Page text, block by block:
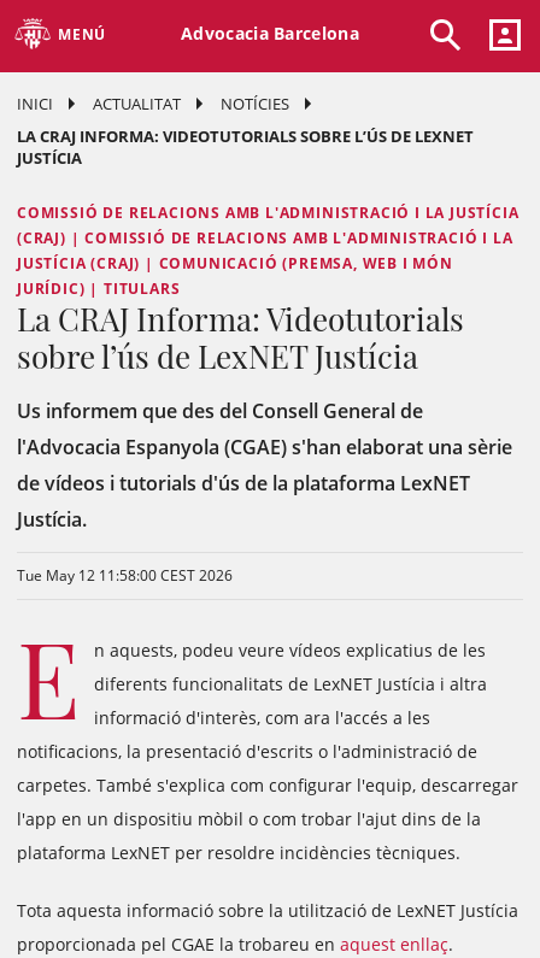
MENÚ Advocacia Barcelona
INICI ACTUALITAT
NOTÍCIES
LA CRAJ INFORMA: VIDEOTUTORIALS SOBRE L’ÚS DE LEXNET
JUSTÍCIA
COMISSIÓ DE RELACIONS AMB L'ADMINISTRACIÓ I LA JUSTÍCIA
(CRAJ) | COMISSIÓ DE RELACIONS AMB L'ADMINISTRACIÓ I LA
JUSTÍCIA (CRAJ) | COMUNICACIÓ (PREMSA, WEB I MÓN
JURÍDIC) | TITULARS
La CRAJ Informa: Videotutorials
sobre l’ús de LexNET Justícia
Us informem que des del Consell General de
l'Advocacia Espanyola (CGAE) s'han elaborat una sèrie
de vídeos i tutorials d'ús de la plataforma LexNET
Justícia.
Tue May 12 11:58:00 CEST 2026
E
n aquests, podeu veure vídeos explicatius de les
diferents funcionalitats de LexNET Justícia i altra
informació d'interès, com ara l'accés a les
notificacions, la presentació d'escrits o l'administració de
carpetes. També s'explica com configurar l'equip, descarregar
l'app en un dispositiu mòbil o com trobar l'ajut dins de la
plataforma LexNET per resoldre incidències tècniques.
Tota aquesta informació sobre la utilització de LexNET Justícia
proporcionada pel CGAE la trobareu en aquest enllaç.